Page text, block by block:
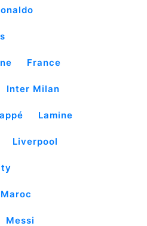
France
Inter Milan
Lamine
Liverpool
Maroc
Messi